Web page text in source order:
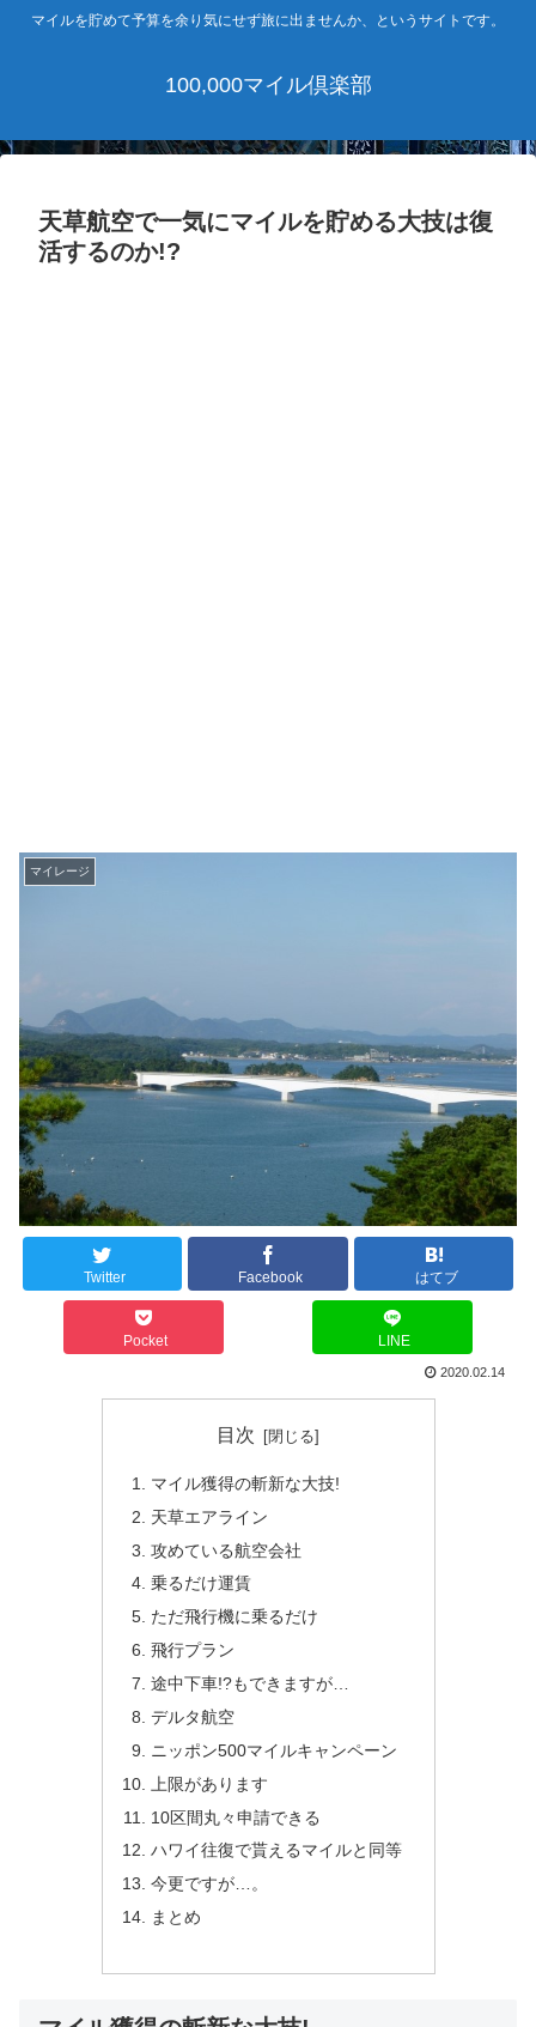
マイルを貯めて予算を余り気にせず旅に出ませんか、というサイトです。
100,000マイル倶楽部
天草航空で一気にマイルを貯める大技は復
活するのか!?
マイレージ
Twitter Facebook はてブ
Pocket LINE
2020.02.14
目次
マイル獲得の斬新な大技!
天草エアライン
攻めている航空会社
乗るだけ運賃
ただ飛行機に乗るだけ
飛行プラン
途中下車!?もできますが…
デルタ航空
ニッポン500マイルキャンペーン
上限があります
10区間丸々申請できる
ハワイ往復で貰えるマイルと同等
今更ですが…。
まとめ